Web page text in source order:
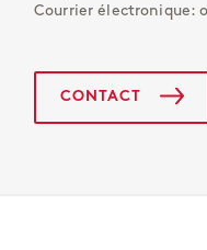
Courrier électronique:
CONTACT